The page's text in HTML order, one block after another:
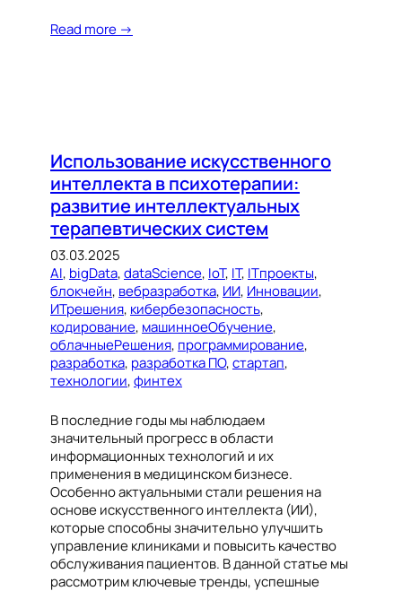
Read more →
Использование искусственного
интеллекта в психотерапии:
развитие интеллектуальных
терапевтических систем
03.03.2025
AI, bigData, dataScience, IoT, IT, ITпроекты
блокчейн, вебразработка, ИИ, Инновации
ИТрешения, кибербезопасность
кодирование, машинноеОбучение
облачныеРешения, программирование
разработка, разработка ПО, стартап
технологии, финтех
В последние годы мы наблюдаем
значительный прогресс в области
информационных технологий и их
применения в медицинском бизнесе.
Особенно актуальными стали решения на
основе искусственного интеллекта (ИИ),
которые способны значительно улучшить
управление клиниками и повысить качество
обслуживания пациентов. В данной статье мы
рассмотрим ключевые тренды, успешные